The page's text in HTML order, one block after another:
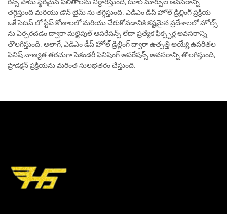
తగ్గిస్తుంది మరియు డౌన్ టైమ్ ను తగ్గిస్తుంది. ఎడిఎం డీప్ హోల్ డ్రిల్లింగ్ ప్రక్రియ
ఒకే సెటప్ లో స్టీప్ కోణాలలో మరియు చేరుకోవడానికి కష్టమైన ప్రదేశాలలో హోల్స్
ను ఏర్పరచడం ద్వారా మల్టిపుల్ ఆపరేషన్స్ లేదా ప్రత్యేక ఫిక్స్చర్ల అవసరాన్ని
తొలగిస్తుంది. అలాగే, ఎడిఎం డీప్ హోల్ డ్రిల్లింగ్ ద్వారా ఉత్పత్తి అయ్యే ఉపరితల
ఫినిష్ నాణ్యత తరచుగా సెకండరీ ఫినిషింగ్ ఆపరేషన్స్ అవసరాన్ని తొలగిస్తుంది,
ప్రొడక్షన్ ప్రక్రియను మరింత సులభతరం చేస్తుంది.